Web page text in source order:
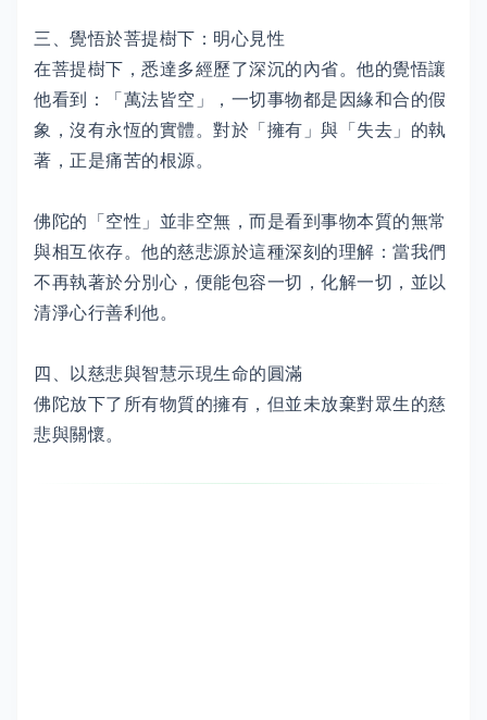
三、覺悟於菩提樹下：明心見性
在菩提樹下，悉達多經歷了深沉的內省。他的覺悟讓
他看到：「萬法皆空」，一切事物都是因緣和合的假
象，沒有永恆的實體。對於「擁有」與「失去」的執
著，正是痛苦的根源。
佛陀的「空性」並非空無，而是看到事物本質的無常
與相互依存。他的慈悲源於這種深刻的理解：當我們
不再執著於分別心，便能包容一切，化解一切，並以
清淨心行善利他。
四、以慈悲與智慧示現生命的圓滿
佛陀放下了所有物質的擁有，但並未放棄對眾生的慈
悲與關懷。